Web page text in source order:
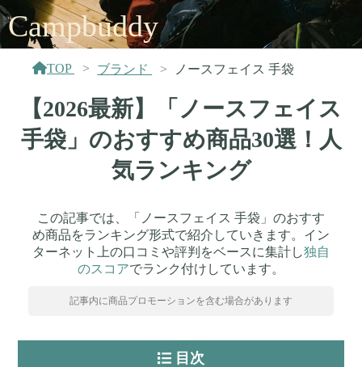
Campbuddy
TOP ブランド ノースフェイス 手袋
【2026最新】「ノースフェイス
手袋」のおすすめ商品30選！人
気ランキング
この記事では、「ノースフェイス 手袋」のおすす
め商品をランキング形式で紹介していきます。イン
ターネット上の口コミや評判をベースに集計し独自
のスコアでランク付けしています。
記事内に商品プロモーションを含む場合があります
目次